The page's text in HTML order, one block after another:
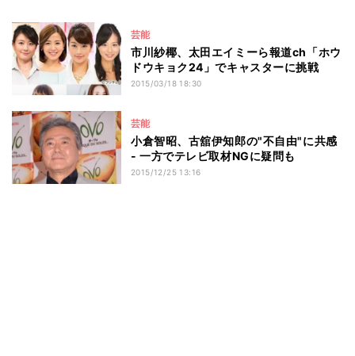
芸能
市川紗椰、太田エイミーら報道ch「ホウ
ドウキョク24」でキャスターに挑戦
2015/03/18 18:30
芸能
小倉智昭、古舘伊知郎の"不自由"に共感
- 一方でテレビ取材NGに疑問も
2015/12/25 13:16